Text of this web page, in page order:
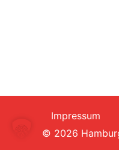
Impressum
© 2026